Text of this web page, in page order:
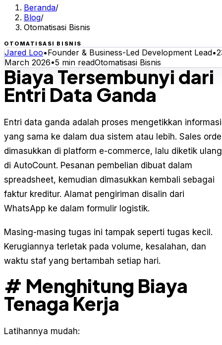
Beranda/
Blog/
Otomatisasi Bisnis
OTOMATISASI BISNIS
Jared Loo•Founder & Business-Led Development Lead•
March 2026•5 min readOtomatisasi Bisnis
Biaya Tersembunyi dari
Entri Data Ganda
Entri data ganda adalah proses mengetikkan informasi
yang sama ke dalam dua sistem atau lebih. Sales
dimasukkan di platform e-commerce, lalu diketik ulang
di AutoCount. Pesanan pembelian dibuat dalam
spreadsheet, kemudian dimasukkan kembali sebagai
faktur kreditur. Alamat pengiriman disalin dari
WhatsApp ke dalam formulir logistik.
Masing-masing tugas ini tampak seperti tugas kecil.
Kerugiannya terletak pada volume, kesalahan, dan
waktu staf yang bertambah setiap hari.
# Menghitung Biaya
Tenaga Kerja
Latihannya mudah: